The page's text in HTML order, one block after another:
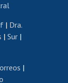
| Dra.
| Sur |
|